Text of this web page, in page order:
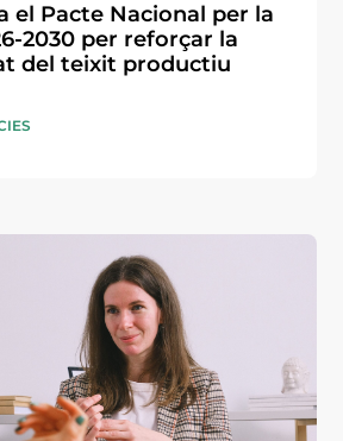
el Pacte Nacional per la
2030 per reforçar la
del teixit productiu